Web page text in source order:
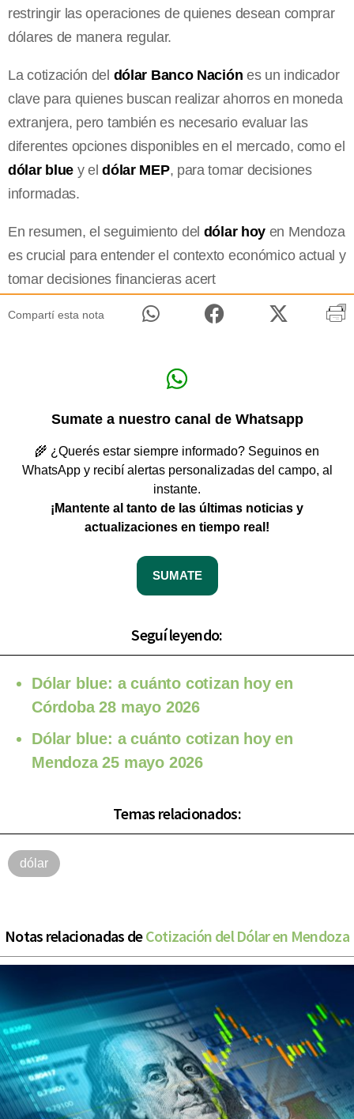
restringir las operaciones de quienes desean comprar
dólares de manera regular.
La cotización del dólar Banco Nación es un indicador
clave para quienes buscan realizar ahorros en moneda
extranjera, pero también es necesario evaluar las
diferentes opciones disponibles en el mercado, como el
dólar blue y eldólar MEP, para tomar decisiones
informadas.
En resumen, el seguimiento del dólar hoy en Mendoza
es crucial para entender el contexto económico actual y
tomar decisiones financieras acert
Compartí esta nota
Sumate a nuestro canal de Whatsapp
🌾 ¿Querés estar siempre informado? Seguinos en
WhatsApp y recibí alertas personalizadas del campo, al
instante.
¡Mantente al tanto de las últimas noticias y
actualizaciones en tiempo real!
SUMATE
Seguí leyendo:
Dólar blue: a cuánto cotizan hoy en
Córdoba 28 mayo 2026
Dólar blue: a cuánto cotizan hoy en
Mendoza 25 mayo 2026
Temas relacionados:
dólar
Notas relacionadas deCotización del Dólar en Mendoza